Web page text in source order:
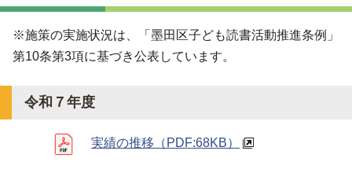
※施策の実施状況は、「墨田区子ども読書活動推進条例」
第10条第3項に基づき公表しています。
令和７年度
実績の推移 （PDF:68KB）